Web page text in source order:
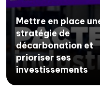
Mettre en place
stratégie de
décarbonation et
prioriser ses
investissements